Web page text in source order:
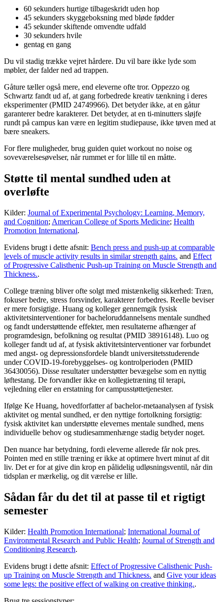
60 sekunders hurtige tilbageskridt uden hop
45 sekunders skyggeboksning med bløde fødder
45 sekunder skiftende omvendte udfald
30 sekunders hvile
gentag en gang
Du vil stadig trække vejret hårdere. Du vil bare ikke lyde som
møbler, der falder ned ad trappen.
Gåture tæller også mere, end eleverne ofte tror. Oppezzo og
Schwartz fandt ud af, at gang forbedrede kreativ tænkning i deres
eksperimenter (PMID 24749966). Det betyder ikke, at en gåtur
garanterer bedre karakterer. Det betyder, at en ti-minutters sløjfe
rundt på campus kan være en legitim studiepause, ikke tøven med at
bære sneakers.
For flere muligheder, brug guiden quiet workout no noise og
soveværelsesøvelser, når rummet er for lille til en måtte.
Støtte til mental sundhed uden at
overløfte
Kilder: Journal of Experimental Psychology: Learning, Memory,
and Cognition; American College of Sports Medicine; Health
Promotion International.
Evidens brugt i dette afsnit: Bench press and push-up at comparable
levels of muscle activity results in similar strength gains. and Effect
of Progressive Calisthenic Push-up Training on Muscle Strength and
Thickness..
College træning bliver ofte solgt med mistænkelig sikkerhed: Træn,
fokuser bedre, stress forsvinder, karakterer forbedres. Reelle beviser
er mere forsigtige. Huang og kolleger gennemgik fysisk
aktivitetsinterventioner for bacheloruddannelsens mentale sundhed
og fandt understøttende effekter, men resultaterne afhænger af
programdesign, befolkning og resultat (PMID 38916148). Luo og
kolleger fandt ud af, at fysisk aktivitetsinterventioner var forbundet
med angst- og depressionsfordele blandt universitetsstuderende
under COVID-19-forebyggelses- og kontrolperioden (PMID
36430056). Disse resultater understøtter bevægelse som en nyttig
løftestang. De forvandler ikke en kollegietræning til terapi,
vejledning eller en erstatning for campusstøttetjenester.
Ifølge Ke Huang, hovedforfatter af bachelor-metaanalysen af ​​fysisk
aktivitet og mental sundhed, er den nyttige fortolkning forsigtig:
fysisk aktivitet kan understøtte elevernes mentale sundhed, mens
individuelle behov og studiesammenhænge stadig betyder noget.
Den nuance har betydning, fordi eleverne allerede får nok pres.
Pointen med en stille træning er ikke at optimere hvert minut af dit
liv. Det er for at give din krop en pålidelig udløsningsventil, når din
tidsplan er mærkelig, og dit værelse er lille.
Sådan får du det til at passe til et rigtigt
semester
Kilder: Health Promotion International; International Journal of
Environmental Research and Public Health; Journal of Strength and
Conditioning Research.
Evidens brugt i dette afsnit: Effect of Progressive Calisthenic Push-
up Training on Muscle Strength and Thickness. and Give your ideas
some legs: the positive effect of walking on creative thinking..